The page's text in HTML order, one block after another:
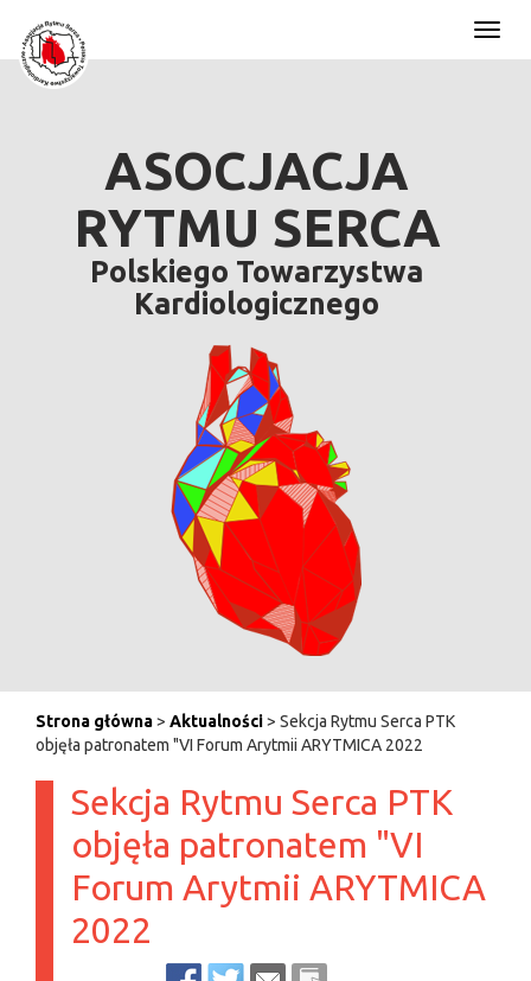
ASOCJACJA
RYTMU SERCA
Polskiego Towarzystwa
Kardiologicznego
Strona główna> Aktualności> Sekcja Rytmu Serca PTK
objęła patronatem "VI Forum Arytmii ARYTMICA 2022
Sekcja Rytmu Serca PTK
objęła patronatem "VI
Forum Arytmii ARYTMICA
2022